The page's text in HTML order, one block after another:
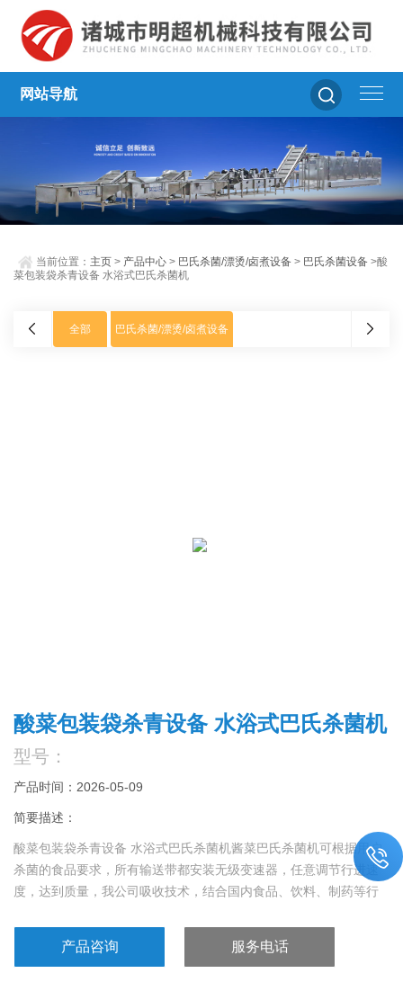
网站导航
当前位置： 主页 > 产品中心 > 巴氏杀菌/漂烫/卤煮设备 > 巴氏杀菌设备 >酸
菜包装袋杀青设备 水浴式巴氏杀菌机
全部 巴氏杀菌/漂烫/卤煮设备
酸菜包装袋杀青设备 水浴式巴氏杀菌机
型号：
产品时间：2026-05-09
简要描述：
酸菜包装袋杀青设备 水浴式巴氏杀菌机酱菜巴氏杀菌机可根据用户
杀菌的食品要求，所有输送带都安装无级变速器，任意调节行进速
度，达到质量，我公司吸收技术，结合国内食品、饮料、制药等行
产品咨询 服务电话